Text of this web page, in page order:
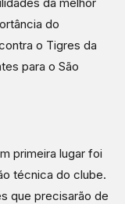
do
o Tigres da
para o São
primeira lugar foi
técnica do clube.
que precisarão de